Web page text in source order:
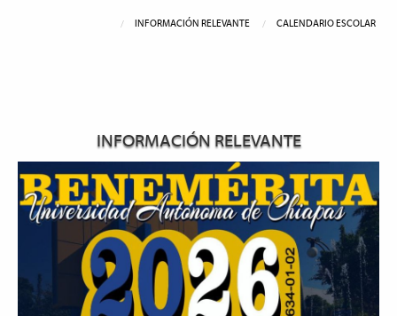
INFORMACIÓN RELEVANTE CALENDARIO ESCOLAR
INFORMACIÓN RELEVANTE